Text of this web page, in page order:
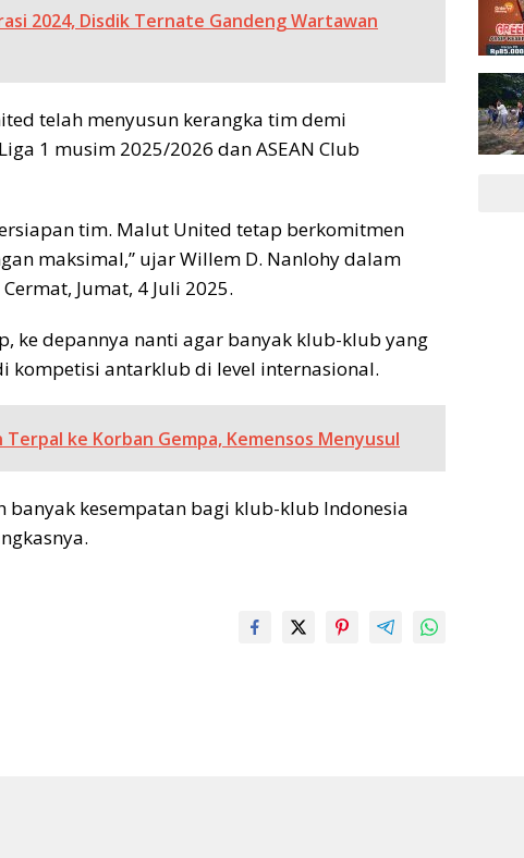
2024, Disdik Ternate Gandeng Wartawan
telah menyusun kerangka tim demi
1 musim 2025/2026 dan ASEAN Club
tim. Malut United tetap berkomitmen
maksimal,” ujar Willem D. Nanlohy dalam
Jumat, 4 Juli 2025.
ke depannya nanti agar banyak klub-klub yang
kompetisi antarklub di level internasional.
Terpal ke Korban Gempa, Kemensos Menyusul
banyak kesempatan bagi klub-klub Indonesia